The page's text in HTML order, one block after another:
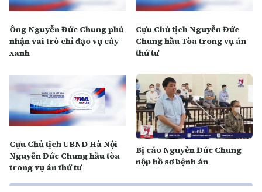
Ông Nguyễn Đức Chung phủ
nhận vai trò chỉ đạo vụ cây
xanh
Cựu Chủ tịch Nguyễn Đức
Chung hầu Tòa trong vụ án
thứ tư
Cựu Chủ tịch UBND Hà Nội
Nguyễn Đức Chung hầu tòa
trong vụ án thứ tư
Bị cáo Nguyễn Đức Chung
nộp hồ sơ bệnh án